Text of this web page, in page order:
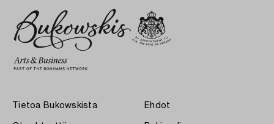
Tietoa Bukowskista Ehdot